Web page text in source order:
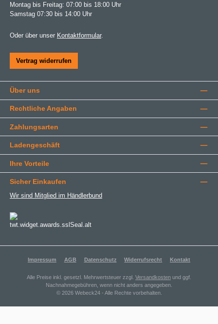
Montag bis Freitag: 07:00 bis 18:00 Uhr
Samstag 07:30 bis 14:00 Uhr
Oder über unser Kontaktformular.
Vertrag widerrufen
Über uns
Rechtliche Angaben
Zahlungsarten
Ladengeschäft
Ihre Vorteile
Sicher Einkaufen
Wir sind Mitglied im Händlerbund
Impressum AGB Datenschutz Widerrufsrecht Kontakt
Alle Preise inkl. gesetzl. Mehrwertsteuer zzgl. Versandkosten und ggf.
Nachnahmegebühren, wenn nicht anders angegeben.
© 2026 Webeck24 - Alle Rechte vorbehalten.